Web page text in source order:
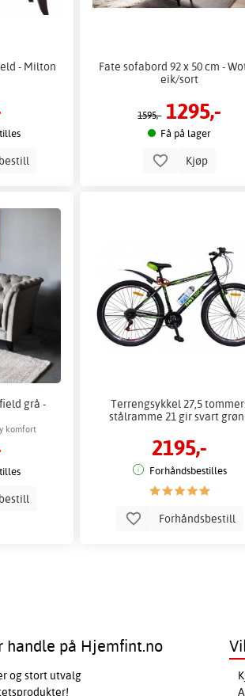
- Milton
Fate sofabord 92 x 50 cm -
eik/sort
1595,- 1295,-
Få på lager
Kjøp
grå -
komfort
Terrengsykkel 27,5
stålramme 21 gir svart
2195,-
Forhåndsbestilles
Forhåndsbestill
handle på Hjemfint.no
og stort utvalg